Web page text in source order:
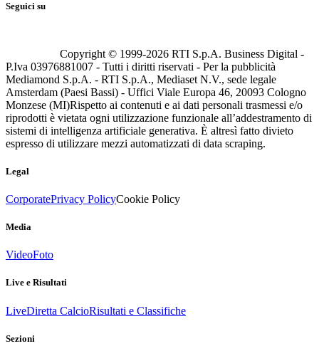
Seguici su
Copyright © 1999-2026 RTI S.p.A. Business Digital -
P.Iva 03976881007 - Tutti i diritti riservati - Per la pubblicità
Mediamond S.p.A. - RTI S.p.A., Mediaset N.V., sede legale
Amsterdam (Paesi Bassi) - Uffici Viale Europa 46, 20093 Cologno
Monzese (MI)Rispetto ai contenuti e ai dati personali trasmessi e/o
riprodotti è vietata ogni utilizzazione funzionale all’addestramento di
sistemi di intelligenza artificiale generativa. È altresì fatto divieto
espresso di utilizzare mezzi automatizzati di data scraping.
Legal
CorporatePrivacy PolicyCookie Policy
Media
VideoFoto
Live e Risultati
LiveDiretta CalcioRisultati e Classifiche
Sezioni